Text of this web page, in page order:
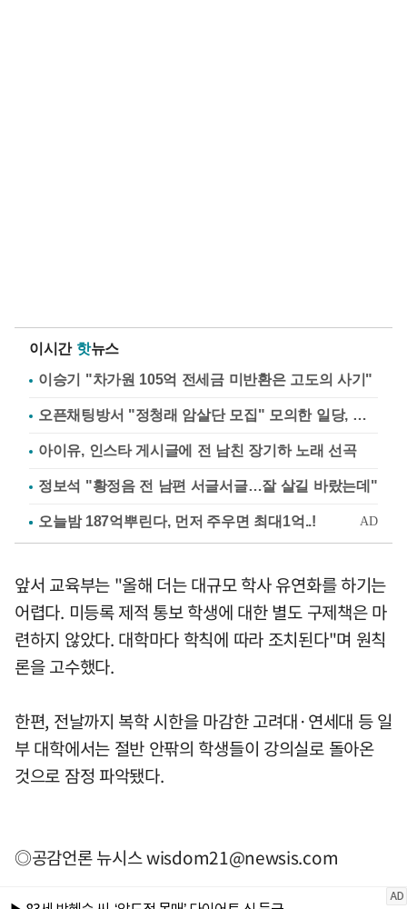
이시간 핫뉴스
이승기 "차가원 105억 전세금 미반환은 고도의 사기"
오픈채팅방서 "정청래 암살단 모집" 모의한 일당, 불구속 송치
아이유, 인스타 게시글에 전 남친 장기하 노래 선곡
정보석 "황정음 전 남편 서글서글…잘 살길 바랐는데"
앞서 교육부는 "올해 더는 대규모 학사 유연화를 하기는
어렵다. 미등록 제적 통보 학생에 대한 별도 구제책은 마
련하지 않았다. 대학마다 학칙에 따라 조치된다"며 원칙
론을 고수했다.
한편, 전날까지 복학 시한을 마감한 고려대·연세대 등 일
부 대학에서는 절반 안팎의 학생들이 강의실로 돌아온
것으로 잠정 파악됐다.
◎공감언론 뉴시스wisdom21@newsis.com